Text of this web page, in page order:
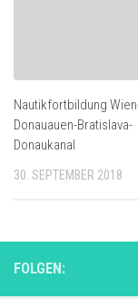
Nautikfortbildung
Donauauen-Bratislava-
Donaukanal
30. SEPTEMBER 2018
FOLGEN: